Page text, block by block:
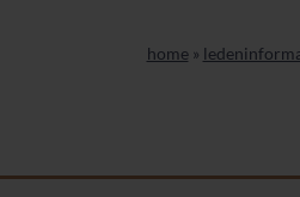
home»